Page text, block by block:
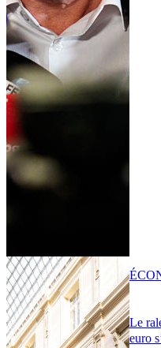
Le
euro